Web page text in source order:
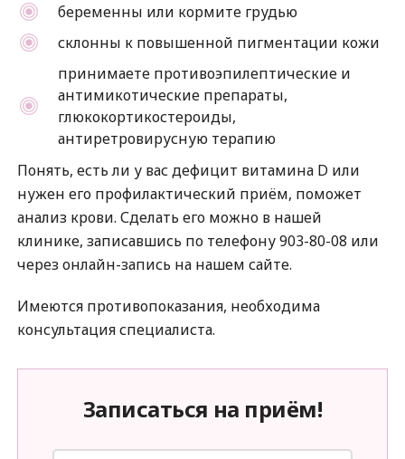
беременны или кормите грудью
склонны к повышенной пигментации кожи
принимаете противоэпилептические и
антимикотические препараты,
глюкокортикостероиды,
антиретровирусную терапию
Понять, есть ли у вас дефицит витамина D или
нужен его профилактический приём, поможет
анализ крови. Сделать его можно в нашей
клинике, записавшись по телефону 903-80-08 или
через онлайн-запись на нашем сайте.
Имеются противопоказания, необходима
консультация специалиста.
Записаться на приём!